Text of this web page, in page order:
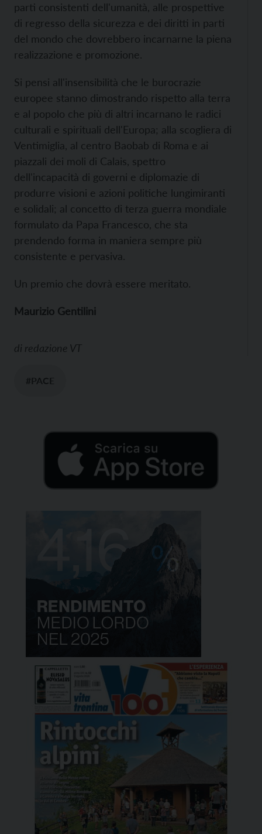
parti consistenti dell'umanità, alle prospettive
di regresso della sicurezza e dei diritti in parti
del mondo che dovrebbero incarnarne la piena
realizzazione e promozione.
Si pensi all'insensibilità che le burocrazie
europee stanno dimostrando rispetto alla terra
e al popolo che più di altri incarnano le radici
culturali e spirituali dell'Europa; alla scogliera di
Ventimiglia, al centro Baobab di Roma e ai
piazzali dei moli di Calais, spettro
dell'incapacità di governi e diplomazie di
produrre visioni e azioni politiche lungimiranti
e solidali; al concetto di terza guerra mondiale
formulato da Papa Francesco, che sta
prendendo forma in maniera sempre più
consistente e pervasiva.
Un premio che dovrà essere meritato.
Maurizio Gentilini
di redazione VT
#PACE